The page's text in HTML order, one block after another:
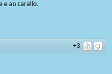
e ao carallo.
+3